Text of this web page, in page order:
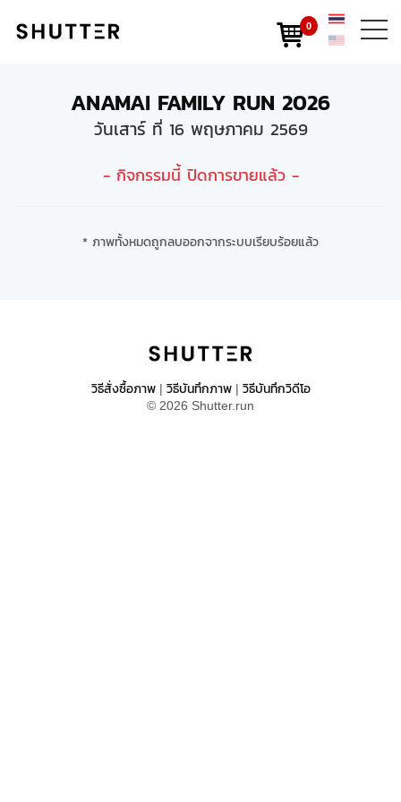
0
ANAMAI FAMILY RUN 2026
วันเสาร์ ที่ 16 พฤษภาคม 2569
- กิจกรรมนี้ ปิดการขายแล้ว -
* ภาพทั้งหมดถูกลบออกจากระบบเรียบร้อยแล้ว
วิธีสั่งซื้อภาพ| วิธีบันทึกภาพ| วิธีบันทึกวิดีโอ
© 2026 Shutter.run